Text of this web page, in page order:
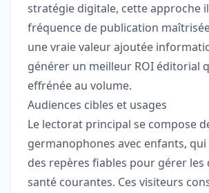
stratégie digitale, cette approche
fréquence de publication
une vraie valeur ajoutée
générer un meilleur ROI éditorial
effrénée au volume.
Audiences cibles et usages
Le lectorat principal se compose
germanophones avec enfants,
des repères fiables pour gérer les
santé courantes. Ces visiteurs